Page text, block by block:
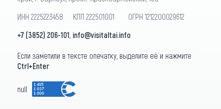
ИНН 2225223458 КПП 222501001 ОГРН 1212200029612
+7 (3852) 206-101 info@visitaltai.info
Если заметили в тексте опечатку, выделите её и нажмите
Ctrl+Enter
null